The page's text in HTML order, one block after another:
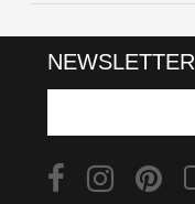
NEWSLETTER